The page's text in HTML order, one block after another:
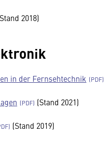
2018)
in der Fernsehtechnik
(Stand 2021)
(Stand 2019)